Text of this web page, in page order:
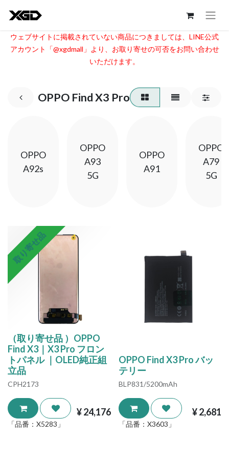
ウェブサイトに掲載されていない商品につきましては、LINE公式
アカウント「@xgdmall」より、お取り寄せの可否をお問い合わせ
いただけます。​
OPPO Find X3 Pro
OPPO
A92s
OPPO
A93
5G
OPPO
A91
OPPO
A79
5G
取り寄せ品
（取り寄せ品 ）OPPO
Find X3｜X3 Pro フロン
トパネル ｜OLED純正組
立品
CPH2173
¥24,176
「品番： X5283 」
OPPO Find X3 Pro バッ
テリー
BLP831/5200mAh
¥2,681
「品番： X3603 」